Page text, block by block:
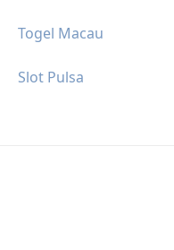
Togel Macau
Slot Pulsa